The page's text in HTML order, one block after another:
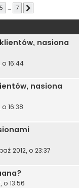
5 … 7
nasiona
o 16:44
nasiona
16:38
2012, o 23:37
o 13:56